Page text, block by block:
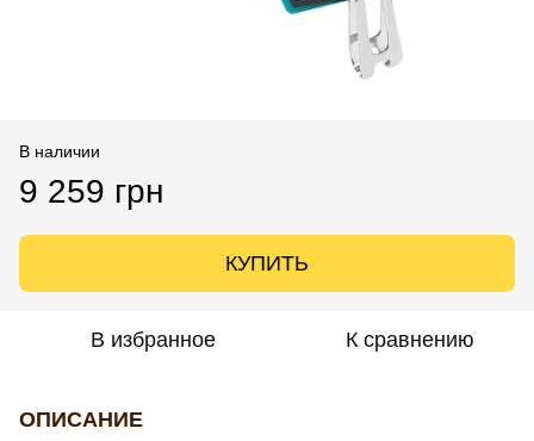
В наличии
9 259 грн
КУПИТЬ
В избранное К сравнению
ОПИСАНИЕ